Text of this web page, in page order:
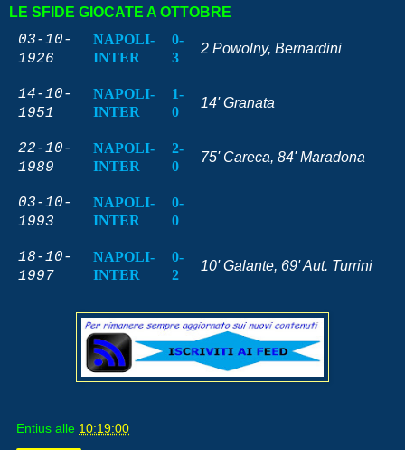
LE SFIDE GIOCATE A OTTOBRE
03-10-
1926
NAPOLI-
INTER
0-
3
2 Powolny, Bernardini
14-10-
1951
NAPOLI-
INTER
1-
0
14' Granata
22-10-
1989
NAPOLI-
INTER
2-
0
75' Careca, 84' Maradona
03-10-
1993
NAPOLI-
INTER
0-
0
18-10-
1997
NAPOLI-
INTER
0-
2
10' Galante, 69' Aut. Turrini
Entius alle 10:19:00